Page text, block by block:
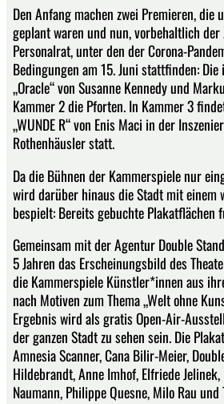
Den Anfang machen zwei Premieren,
geplant waren und nun, vorbehaltlich
Personalrat, unter den der Corona-
Bedingungen am 15. Juni stattfinden:
„Oracle“ von Susanne Kennedy und
Kammer 2 die Pforten. In Kammer 3
„WUNDE R“ von Enis Maci in der
Rothenhäusler statt.
Da die Bühnen der Kammerspiele nur
wird darüber hinaus die Stadt mit einem
bespielt: Bereits gebuchte Plakatflächen
Gemeinsam mit der Agentur Double
5 Jahren das Erscheinungsbild des
die Kammerspiele Künstler*innen aus
nach Motiven zum Thema „Welt ohne
Ergebnis wird als gratis Open-Air-
der ganzen Stadt zu sehen sein. Die
Amnesia Scanner, Cana Bilir-Meier,
Hildebrandt, Anne Imhof, Elfriede
Naumann, Philippe Quesne, Milo Rau und